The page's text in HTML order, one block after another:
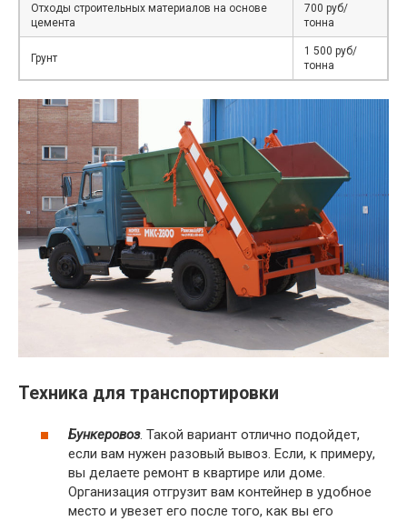
Отходы строительных материалов на основе
цемента
700 руб/
тонна
Грунт
1 500 руб/
тонна
Техника для транспортировки
Бункеровоз. Такой вариант отлично подойдет,
если вам нужен разовый вывоз. Если, к примеру,
вы делаете ремонт в квартире или доме.
Организация отгрузит вам контейнер в удобное
место и увезет его после того, как вы его